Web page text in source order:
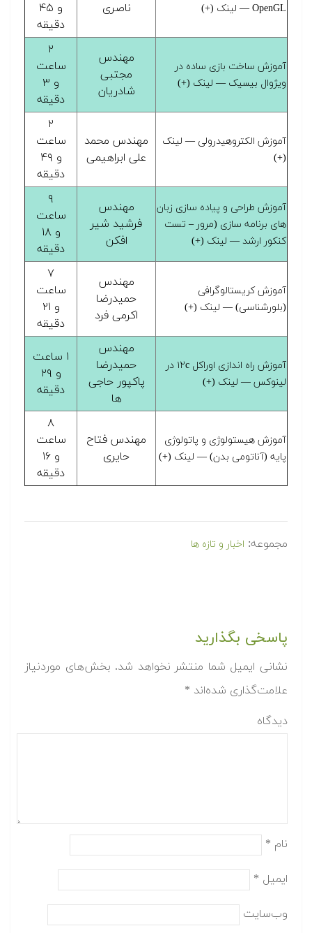
OpenGL — لینک (+)
ناصری
و ۴۵
دقیقه
آموزش ساخت بازی ساده در
ویژوال بیسیک — لینک (+)
مهندس
مجتبی
شادریان
۲
ساعت
و ۳
دقیقه
آموزش الکتروهیدرولی — لینک
(+)
مهندس محمد
علی ابراهیمی
۲
ساعت
و ۴۹
دقیقه
آموزش طراحی و پیاده سازی زبان
های برنامه سازی (مرور – تست
کنکور ارشد — لینک (+)
مهندس
فرشید شیر
افکن
۹
ساعت
و ۱۸
دقیقه
آموزش کریستالوگرافی
(بلورشناسی) — لینک (+)
مهندس
حمیدرضا
اکرمی فرد
۷
ساعت
و ۲۱
دقیقه
آموزش راه اندازی اوراکل ۱۲c در
لینوکس — لینک (+)
مهندس
حمیدرضا
پاکپور حاجی
ها
۱ ساعت
و ۲۹
دقیقه
آموزش هیستولوژی و پاتولوژی
پایه (آناتومی بدن) — لینک (+)
مهندس فتاح
حایری
۸
ساعت
و ۱۶
دقیقه
مجموعه: اخبار و تازه ها
پاسخی بگذارید
نشانی ایمیل شما منتشر نخواهد شد. بخش‌های موردنیاز
علامت‌گذاری شده‌اند *
دیدگاه
نام *
ایمیل *
وب‌سایت